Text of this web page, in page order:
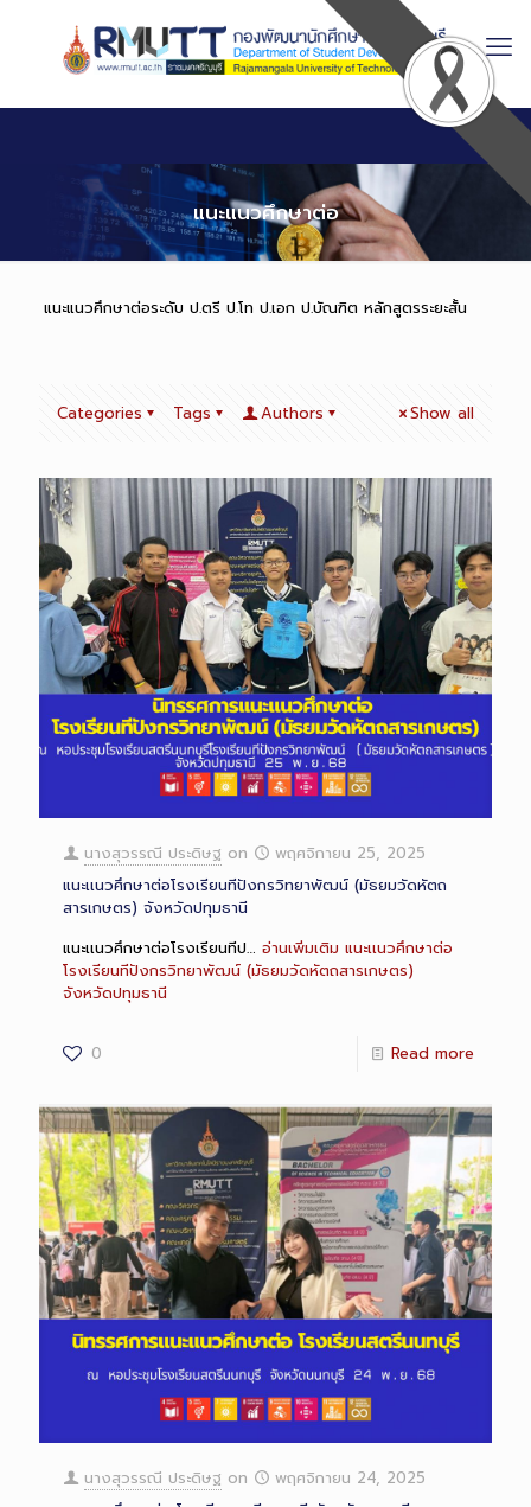
แนะแนวศึกษาต่อ
แนะแนวศึกษาต่อระดับ ป.ตรี ป.โท ป.เอก ป.บัณฑิต หลักสูตรระยะสั้น
Categories Tags Authors Show all
นางสุวรรณี ประดิษฐ on
พฤศจิกายน 25, 2025
แนะเเนวศึกษาต่อโรงเรียนทีปังกรวิทยาพัฒน์ (มัธยมวัดหัตถ
สารเกษตร) จังหวัดปทุมธานี
แนะเเนวศึกษาต่อโรงเรียนทีป… อ่านเพิ่มเติม แนะเเนวศึกษาต่อ
โรงเรียนทีปังกรวิทยาพัฒน์ (มัธยมวัดหัตถสารเกษตร)
จังหวัดปทุมธานี
0 Read more
นางสุวรรณี ประดิษฐ on
พฤศจิกายน 24, 2025